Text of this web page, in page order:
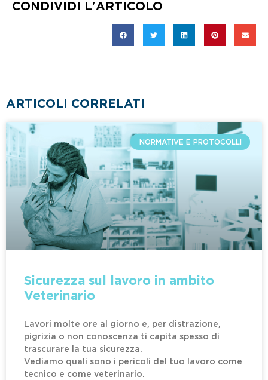
CONDIVIDI L'ARTICOLO
ARTICOLI CORRELATI
NORMATIVE E PROTOCOLLI
Sicurezza sul lavoro in ambito
Veterinario
Lavori molte ore al giorno e, per distrazione,
pigrizia o non conoscenza ti capita spesso di
trascurare la tua sicurezza.
Vediamo quali sono i pericoli del tuo lavoro come
tecnico e come veterinario.